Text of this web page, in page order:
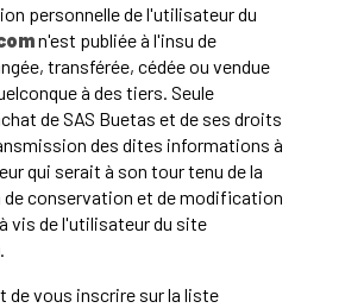
personnelle de l'utilisateur du
n'est publiée à l'insu de
transférée, cédée ou vendue
à des tiers. Seule
de SAS Buetas et de ses droits
des dites informations à
qui serait à son tour tenu de la
conservation et de modification
vis de l'utilisateur du site
.
de vous inscrire sur la liste